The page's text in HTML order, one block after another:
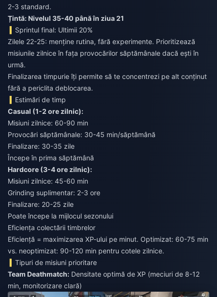
2-3 standard.
Țintă: Nivelul 35-40 până în ziua 21
Sprintul final: Ultimii 20%
Zilele 22-25: menține rutina, fără experimente. Prioritizează
misiunile zilnice în fața provocărilor săptămânale dacă ești în
urmă.
Finalizarea timpurie îți permite să te concentrezi pe alt conținut
fără a periclita deblocarea.
Estimări de timp
Casual (1-2 ore zilnic):
Misiuni zilnice: 60-90 min
Provocări săptămânale: 30-45 min/săptămână
Finalizare: 30-35 zile
Începe în prima săptămână
Hardcore (3-4 ore zilnic):
Misiuni zilnice: 45-60 min
Grinding suplimentar: 2-3 ore
Finalizare: 20-25 zile
Poate începe la mijlocul sezonului
Eficiența colectării timbrelor
Eficiență = maximizarea XP-ului pe minut. Optimizat: 60-75 min
vs. neoptimizat: 90-120 min pentru cotele zilnice.
Tipuri de misiuni prioritare
Team Deathmatch: Densitate optimă de XP (meciuri de 8-12
min, monitorizare clară)